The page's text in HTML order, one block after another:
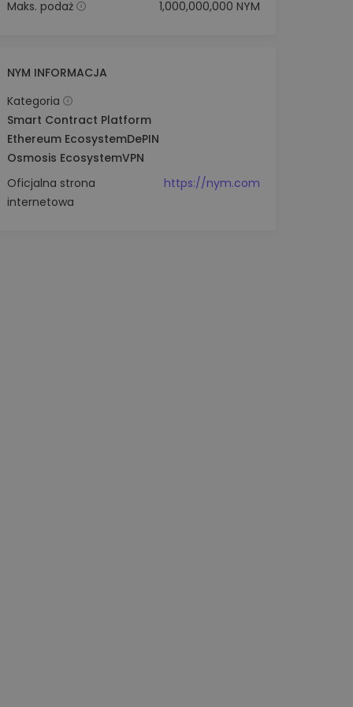
Maks. podaż
1,000,000,000 NYM
NYM INFORMACJA
Kategoria
Smart Contract Platform
Ethereum EcosystemDePIN
Osmosis EcosystemVPN
Oficjalna strona
internetowa
https://nym.com